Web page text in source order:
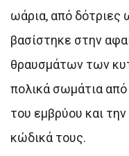
ωάρια, από δότριες
βασίστηκε στην
θραυσμάτων των
πολικά σωμάτια
του εμβρύου και
κώδικά τους.